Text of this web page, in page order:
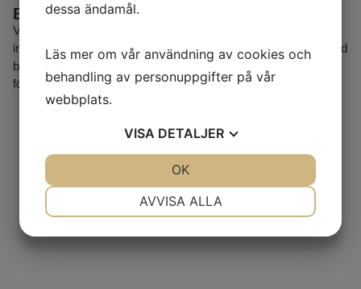
Bilservice
Vi utför både mindre och större service enligt tillverkarens
intervall. Allt från oljebyten och filter till bromsar och tändstift. Vid
behov gör vi även reparationer – alltid med tydlig dialog och
förslag på åtgärd innan något påbörjas.
dessa ändamål.
Läs mer om vår användning av cookies och
behandling av personuppgifter på vår
webbplats.
VISA DETALJER
AVVISA ALLA
OK